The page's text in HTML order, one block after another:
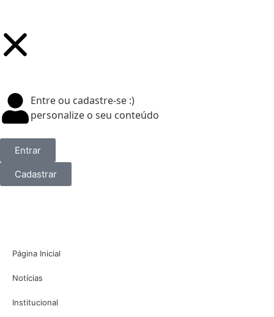
Entre ou cadastre-se :)
personalize o seu conteúdo
Entrar
Cadastrar
Página Inicial
Notícias
Institucional